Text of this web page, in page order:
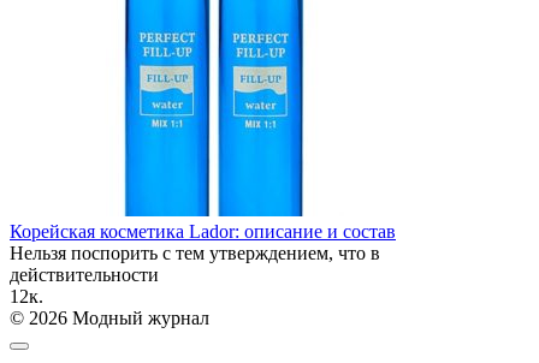
Корейская косметика Lador: описание и состав
Нельзя поспорить с тем утверждением, что в
действительности
1 2к.
© 2026 Модный журнал